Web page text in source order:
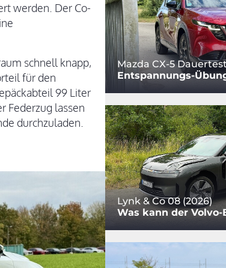
werden. Der Co-
schnell knapp,
für den
99 Liter
Federzug lassen
durchzuladen.
Mazda CX-5
Entspannungs-
Lynk & Co 08 (2026)
Was kann der Volvo-